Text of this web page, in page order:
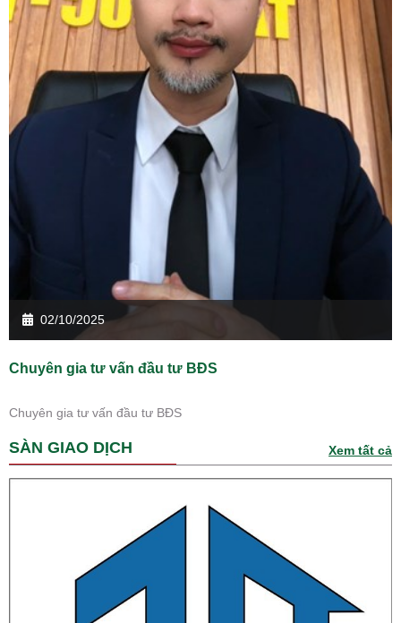
02/10/2025
Chuyên gia tư vấn đầu tư BĐS
Chuyên gia tư vấn đầu tư BĐS
SÀN GIAO DỊCH Xem tất cả